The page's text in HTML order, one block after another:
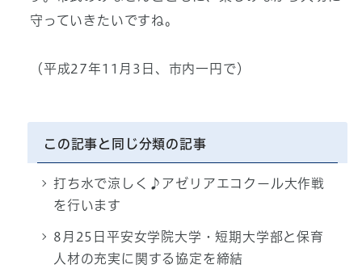
守っていきたいですね。
（平成27年11月3日、市内一円で）
この記事と同じ分類の記事
打ち水で涼しく♪アゼリアエコクール大作戦
を行います
8月25日平安女学院大学・短期大学部と保育
人材の充実に関する協定を締結